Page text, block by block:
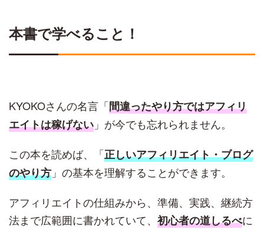
本書で学べること！
KYOKOさんの名言「間違ったやり方ではアフィリ
エイトは稼げない 」が今でも忘れられません。
この本を読めば、「正しいアフィリエイト・ブログ
のやり方 」の基本を理解することができます。
アフィリエイトの仕組みから、準備、実践、継続方
法まで広範囲に書かれていて、 初心者の道しるべに